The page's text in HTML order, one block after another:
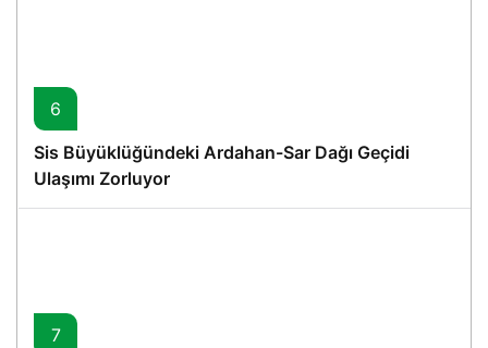
6
Sis Büyüklüğündeki Ardahan-Sar Dağı Geçidi
Ulaşımı Zorluyor
7